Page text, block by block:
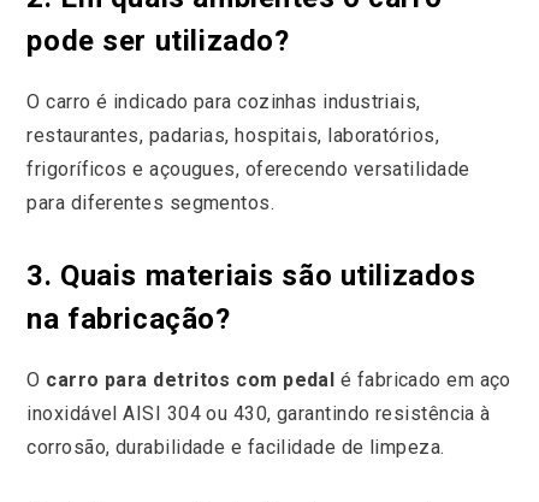
pode ser utilizado?
O carro é indicado para cozinhas industriais,
restaurantes, padarias, hospitais, laboratórios,
frigoríficos e açougues, oferecendo versatilidade
para diferentes segmentos.
3. Quais materiais são utilizados
na fabricação?
O carro para detritos com pedal é fabricado em aço
inoxidável AISI 304 ou 430, garantindo resistência à
corrosão, durabilidade e facilidade de limpeza.